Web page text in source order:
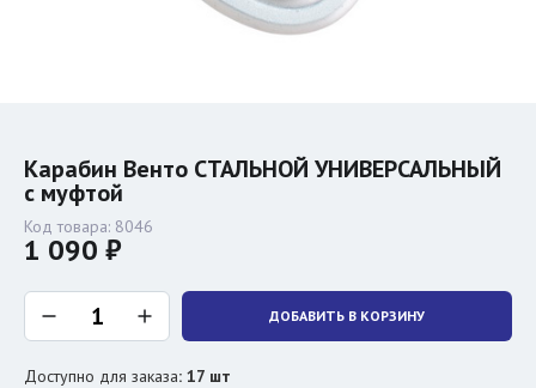
Карабин Венто СТАЛЬНОЙ УНИВЕРСАЛЬНЫЙ
с муфтой
Код товара: 8046
1 090 ₽
ДОБАВИТЬ В КОРЗИНУ
Доступно для заказа: 17 шт